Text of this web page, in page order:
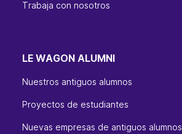
Trabaja con nosotros
LE WAGON ALUMNI
Nuestros antiguos alumnos
Proyectos de estudiantes
Nuevas empresas de antiguos alumnos